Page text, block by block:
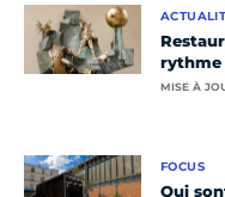
rythme
MISE À
FOCUS
Qui